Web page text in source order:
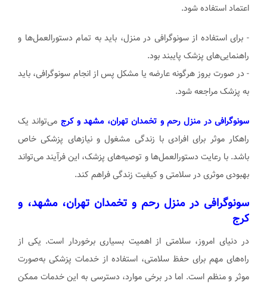
اعتماد استفاده شود.
- برای استفاده از سونوگرافی در منزل، باید به تمام دستورالعمل‌ها و
راهنمایی‌های پزشک پایبند بود.
- در صورت بروز هرگونه عارضه یا مشکل پس از انجام سونوگرافی، باید
به پزشک مراجعه شود.
سونوگرافی در منزل رحم و تخمدان تهران، مشهد و کرج می‌تواند یک
راهکار موثر برای افرادی با زندگی مشغول و نیازهای پزشکی خاص
باشد. با رعایت دستورالعمل‌ها و توصیه‌های پزشک، این فرآیند می‌تواند
بهبودی موثری در سلامتی و کیفیت زندگی فراهم کند.
سونوگرافی در منزل رحم و تخمدان تهران، مشهد، و
کرج
در دنیای امروز، سلامتی از اهمیت بسیاری برخوردار است. یکی از
راه‌های مهم برای حفظ سلامتی، استفاده از خدمات پزشکی به‌صورت
موثر و منظم است. اما در برخی موارد، دسترسی به این خدمات ممکن